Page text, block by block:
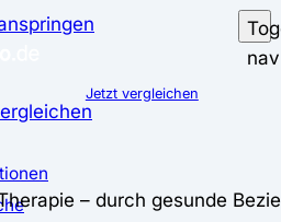
Jetzt vergleichen
– durch gesunde